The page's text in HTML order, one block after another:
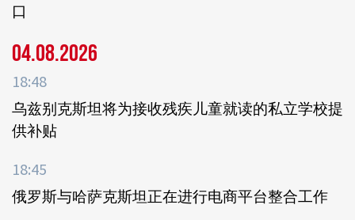
口
04.08.2026
18:48
乌兹别克斯坦将为接收残疾儿童就读的私立学校提
供补贴
18:45
俄罗斯与哈萨克斯坦正在进行电商平台整合工作